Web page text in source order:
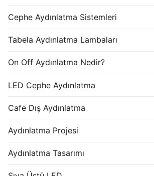
Cephe Aydınlatma Sistemleri
Tabela Aydınlatma Lambaları
On Off Aydınlatma Nedir?
LED Cephe Aydınlatma
Cafe Dış Aydınlatma
Aydınlatma Projesi
Aydınlatma Tasarımı